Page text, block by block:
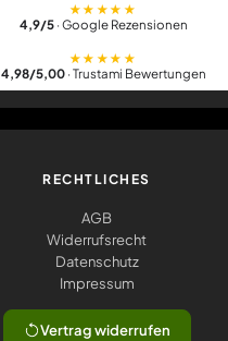
★★★★★
4,9/5· Google Rezensionen
★★★★★
4,98/5,00· Trustami Bewertungen
RECHTLICHES
AGB
Widerrufsrecht
Datenschutz
Impressum
Vertrag widerrufen